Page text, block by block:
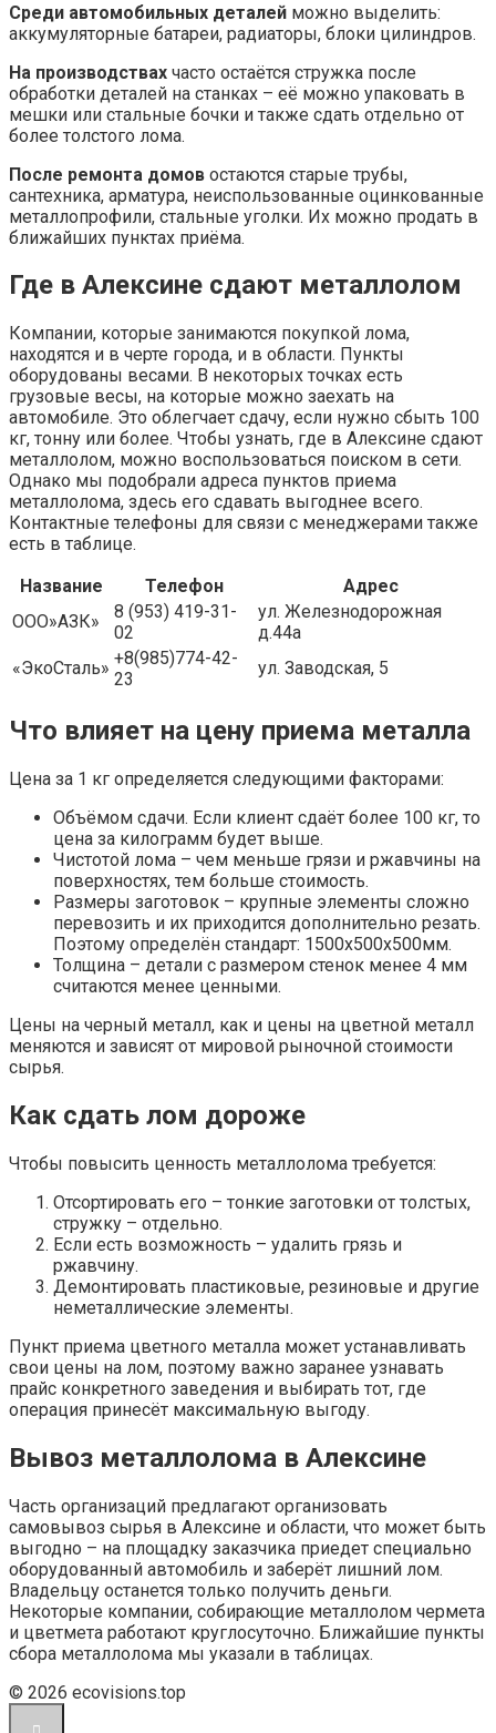
Среди автомобильных деталей можно выделить:
аккумуляторные батареи, радиаторы, блоки цилиндров.
На производствах часто остаётся стружка после
обработки деталей на станках – её можно упаковать в
мешки или стальные бочки и также сдать отдельно от
более толстого лома.
После ремонта домов остаются старые трубы,
сантехника, арматура, неиспользованные оцинкованные
металлопрофили, стальные уголки. Их можно продать в
ближайших пунктах приёма.
Где в Алексине сдают металлолом
Компании, которые занимаются покупкой лома,
находятся и в черте города, и в области. Пункты
оборудованы весами. В некоторых точках есть
грузовые весы, на которые можно заехать на
автомобиле. Это облегчает сдачу, если нужно сбыть 100
кг, тонну или более. Чтобы узнать, где в Алексине сдают
металлолом, можно воспользоваться поиском в сети.
Однако мы подобрали адреса пунктов приема
металлолома, здесь его сдавать выгоднее всего.
Контактные телефоны для связи с менеджерами также
есть в таблице.
Название
Телефон
Адрес
ООО»АЗК»
8 (953) 419-31-
02
ул. Железнодорожная
д.44а
«ЭкоСталь» +8(985)774-42-
23
ул. Заводская, 5
Что влияет на цену приема металла
Цена за 1 кг определяется следующими факторами:
Объёмом сдачи. Если клиент сдаёт более 100 кг, то
цена за килограмм будет выше.
Чистотой лома – чем меньше грязи и ржавчины на
поверхностях, тем больше стоимость.
Размеры заготовок – крупные элементы сложно
перевозить и их приходится дополнительно резать.
Поэтому определён стандарт: 1500х500х500мм.
Толщина – детали с размером стенок менее 4 мм
считаются менее ценными.
Цены на черный металл, как и цены на цветной металл
меняются и зависят от мировой рыночной стоимости
сырья.
Как сдать лом дороже
Чтобы повысить ценность металлолома требуется:
Отсортировать его – тонкие заготовки от толстых,
стружку – отдельно.
Если есть возможность – удалить грязь и
ржавчину.
Демонтировать пластиковые, резиновые и другие
неметаллические элементы.
Пункт приема цветного металла может устанавливать
свои цены на лом, поэтому важно заранее узнавать
прайс конкретного заведения и выбирать тот, где
операция принесёт максимальную выгоду.
Вывоз металлолома в Алексине
Часть организаций предлагают организовать
самовывоз сырья в Алексине и области, что может быть
выгодно – на площадку заказчика приедет специально
оборудованный автомобиль и заберёт лишний лом.
Владельцу останется только получить деньги.
Некоторые компании, собирающие металлолом чермета
и цветмета работают круглосуточно. Ближайшие пункты
сбора металлолома мы указали в таблицах.
© 2026 ecovisions.top